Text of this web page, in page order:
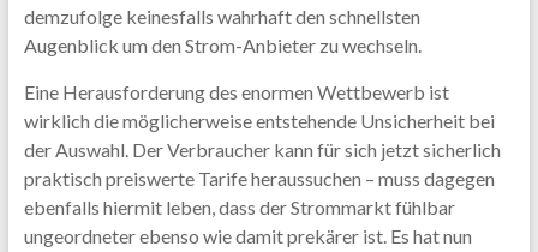
demzufolge keinesfalls wahrhaft den schnellsten
Augenblick um den Strom-Anbieter zu wechseln.
Eine Herausforderung des enormen Wettbewerb ist
wirklich die möglicherweise entstehende Unsicherheit bei
der Auswahl. Der Verbraucher kann für sich jetzt sicherlich
praktisch preiswerte Tarife heraussuchen – muss dagegen
ebenfalls hiermit leben, dass der Strommarkt fühlbar
ungeordneter ebenso wie damit prekärer ist. Es hat nun